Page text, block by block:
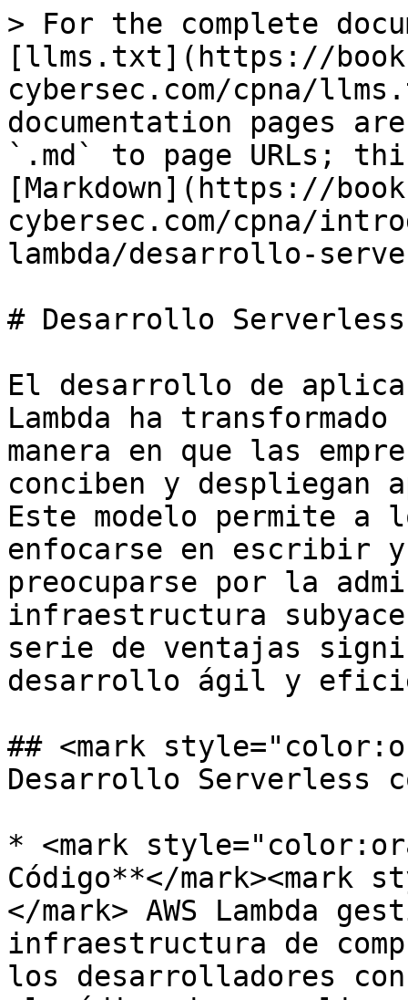
> For the complete
[llms.txt](https://
cybersec.com/cpna/
documentation pages
`.md` to page URLs;
[Markdown](https://
cybersec.com/cpna/
lambda/desarrollo-
# Desarrollo Serverless
El desarrollo de
Lambda ha
manera en que las
conciben y despliegan
Este modelo permite a
enfocarse en escribir
preocuparse por la
infraestructura
serie de ventajas
desarrollo ágil y
## <mark
Desarrollo Serverless
* <mark
Código**</mark><mark
</mark> AWS Lambda
infraestructura de
los desarrolladores